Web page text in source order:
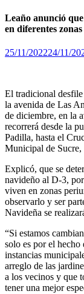
Leaño anunció
en diferentes
25/11/202224/11/
El tradicional desfile
la avenida de Las
de diciembre, en la
recorrerá desde la
Padilla, hasta el
Municipal de
Explicó, que se
navideño al D-3,
viven en zonas
observarlo y ser
Navideña se
“Si estamos
solo es por el hecho
instancias
arreglo de las
a los vecinos y que
tener una mejor